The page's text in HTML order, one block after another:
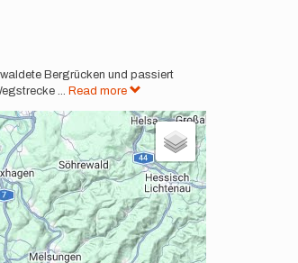
Bergrücken und passiert
... Read more